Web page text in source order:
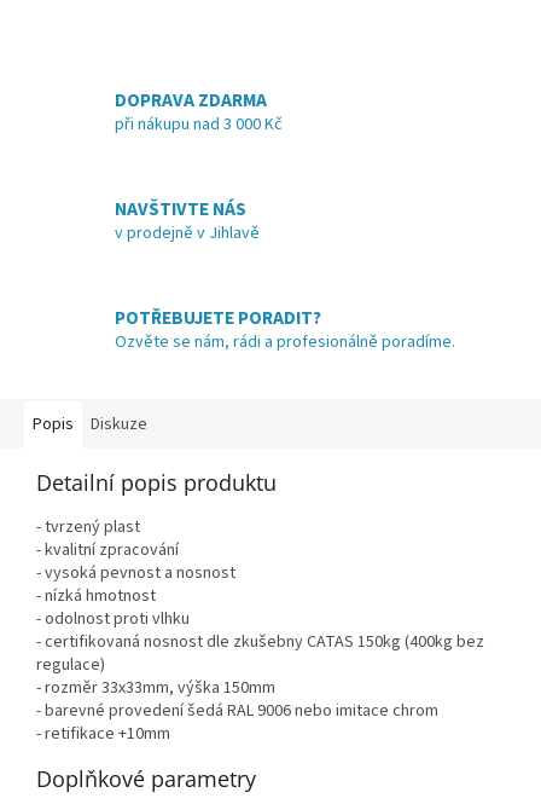
DOPRAVA ZDARMA
při nákupu nad 3 000 Kč
NAVŠTIVTE NÁS
v prodejně v Jihlavě
POTŘEBUJETE PORADIT?
Ozvěte se nám, rádi a profesionálně poradíme.
Popis Diskuze
Detailní popis produktu
- tvrzený plast
- kvalitní zpracování
- vysoká pevnost a nosnost
- nízká hmotnost
- odolnost proti vlhku
- certifikovaná nosnost dle zkušebny CATAS 150kg (400kg bez
regulace)
- rozměr 33x33mm, výška 150mm
- barevné provedení šedá RAL 9006 nebo imitace chrom
- retifikace +10mm
Doplňkové parametry